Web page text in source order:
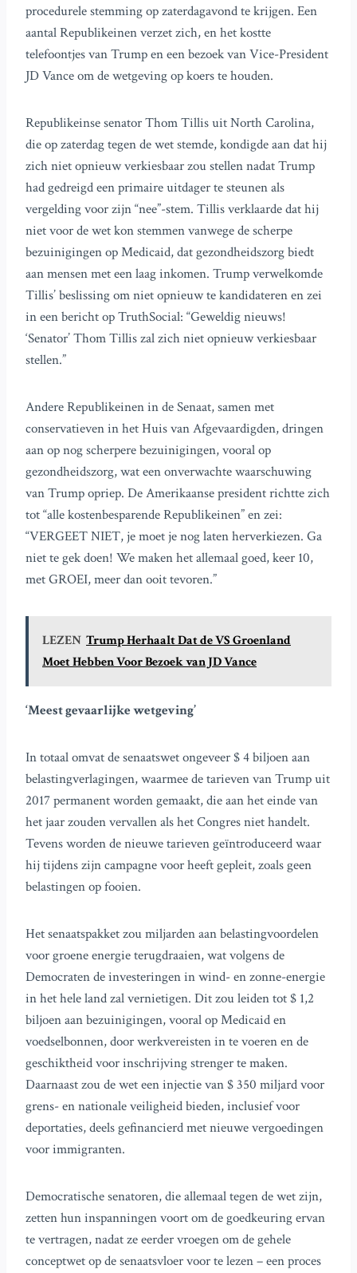
procedurele stemming op zaterdagavond te krijgen. Een
aantal Republikeinen verzet zich, en het kostte
telefoontjes van Trump en een bezoek van Vice-President
JD Vance om de wetgeving op koers te houden.
Republikeinse senator Thom Tillis uit North Carolina,
die op zaterdag tegen de wet stemde, kondigde aan dat hij
zich niet opnieuw verkiesbaar zou stellen nadat Trump
had gedreigd een primaire uitdager te steunen als
vergelding voor zijn “nee”-stem. Tillis verklaarde dat hij
niet voor de wet kon stemmen vanwege de scherpe
bezuinigingen op Medicaid, dat gezondheidszorg biedt
aan mensen met een laag inkomen. Trump verwelkomde
Tillis’ beslissing om niet opnieuw te kandidateren en zei
in een bericht op TruthSocial: “Geweldig nieuws!
‘Senator’ Thom Tillis zal zich niet opnieuw verkiesbaar
stellen.”
Andere Republikeinen in de Senaat, samen met
conservatieven in het Huis van Afgevaardigden, dringen
aan op nog scherpere bezuinigingen, vooral op
gezondheidszorg, wat een onverwachte waarschuwing
van Trump opriep. De Amerikaanse president richtte zich
tot “alle kostenbesparende Republikeinen” en zei:
“VERGEET NIET, je moet je nog laten herverkiezen. Ga
niet te gek doen! We maken het allemaal goed, keer 10,
met GROEI, meer dan ooit tevoren.”
LEZEN Trump Herhaalt Dat de VS Groenland
Moet Hebben Voor Bezoek van JD Vance
‘Meest gevaarlijke wetgeving’
In totaal omvat de senaatswet ongeveer $ 4 biljoen aan
belastingverlagingen, waarmee de tarieven van Trump uit
2017 permanent worden gemaakt, die aan het einde van
het jaar zouden vervallen als het Congres niet handelt.
Tevens worden de nieuwe tarieven geïntroduceerd waar
hij tijdens zijn campagne voor heeft gepleit, zoals geen
belastingen op fooien.
Het senaatspakket zou miljarden aan belastingvoordelen
voor groene energie terugdraaien, wat volgens de
Democraten de investeringen in wind- en zonne-energie
in het hele land zal vernietigen. Dit zou leiden tot $ 1,2
biljoen aan bezuinigingen, vooral op Medicaid en
voedselbonnen, door werkvereisten in te voeren en de
geschiktheid voor inschrijving strenger te maken.
Daarnaast zou de wet een injectie van $ 350 miljard voor
grens- en nationale veiligheid bieden, inclusief voor
deportaties, deels gefinancierd met nieuwe vergoedingen
voor immigranten.
Democratische senatoren, die allemaal tegen de wet zijn,
zetten hun inspanningen voort om de goedkeuring ervan
te vertragen, nadat ze eerder vroegen om de gehele
conceptwet op de senaatsvloer voor te lezen – een proces